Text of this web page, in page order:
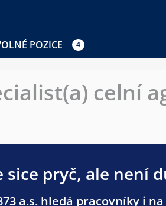
POZICE 4
celní
sice pryč, ale není
a.s. hledá pracovníky i